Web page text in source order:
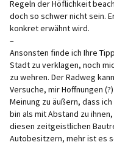
Regeln der Höflichkeit
doch so schwer nicht sein.
konkret erwähnt wird.
–
Ansonsten finde ich Ihre
Stadt zu verklagen, noch
zu wehren. Der Radweg
Versuche, mir Hoffnungen
Meinung zu äußern, dass
bin als mit Abstand zu
diesen zeitgeistlichen
Autobesitzern, mehr ist es